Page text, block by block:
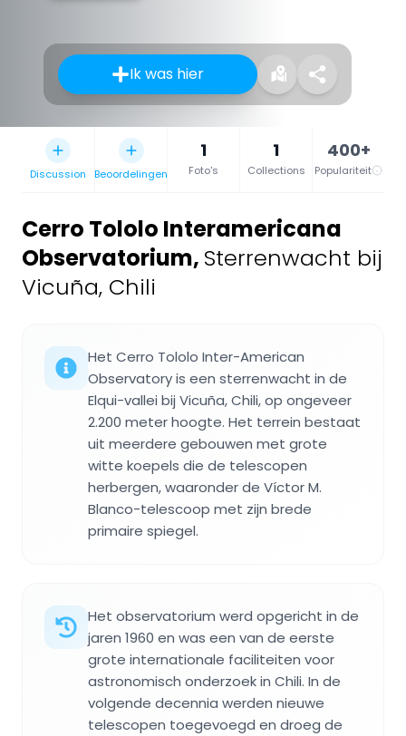
Ik was hier
Discussion Beoordelingen
1
Foto's
1
Collections
400+
Populariteit
Cerro Tololo Interamericana
Observatorium, Sterrenwacht bij
Vicuña, Chili
Het Cerro Tololo Inter-American
Observatory is een sterrenwacht in de
Elqui-vallei bij Vicuña, Chili, op ongeveer
2.200 meter hoogte. Het terrein bestaat
uit meerdere gebouwen met grote
witte koepels die de telescopen
herbergen, waaronder de Víctor M.
Blanco-telescoop met zijn brede
primaire spiegel.
Het observatorium werd opgericht in de
jaren 1960 en was een van de eerste
grote internationale faciliteiten voor
astronomisch onderzoek in Chili. In de
volgende decennia werden nieuwe
telescopen toegevoegd en droeg de